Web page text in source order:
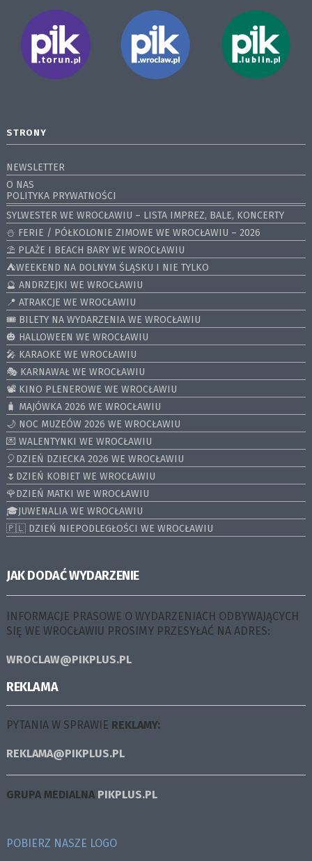
STRONY
NEWSLETTER
O NAS
POLITYKA PRYWATNOŚCI
SYLWESTER WE WROCŁAWIU – LISTA IMPREZ, BALE, KONCERTY
⛄️ FERIE / PÓŁKOLONIE ZIMOWE WE WROCŁAWIU – 2026
⛱️ PLAŻE I BEACH BARY WE WROCŁAWIU
⛺️WEEKEND NA DOLNYM ŚLĄSKU I NIE TYLKO
🔮 ANDRZEJKI WE WROCŁAWIU
📍 ATRAKCJE WE WROCŁAWIU
🎟️ BILETY NA WYDARZENIA WE WROCŁAWIU
🎃 HALLOWEEN WE WROCŁAWIU
🎤 KARAOKE WE WROCŁAWIU
🎭 KARNAWAŁ WE WROCŁAWIU
📽️ KINO PLENEROWE WE WROCŁAWIU
🧳 MAJÓWKA 2026 WE WROCŁAWIU
🌙 NOC MUZEÓW 2026 WE WROCŁAWIU
💌 WALENTYNKI WE WROCŁAWIU
🎈DZIEŃ DZIECKA 2026 WE WROCŁAWIU
🌷DZIEŃ KOBIET WE WROCŁAWIU
🌹DZIEŃ MATKI WE WROCŁAWIU
🎓JUWENALIA WE WROCŁAWIU
🇵🇱 DZIEŃ NIEPODLEGŁOŚCI WE WROCŁAWIU
JAK DODAĆ WYDARZENIE
INFORMACJE PRASOWE O WYDARZENIACH ODBYWAJĄCYCH
SIĘ WE WROCŁAWIU PROSIMY PRZESYŁAĆ NA ADRES:
WROCLAW@PIKPLUS.PL
REKLAMA
PYTANIA W SPRAWIE REKLAMY:
REKLAMA@PIKPLUS.PL
GRUPA MEDIALNA PIKPLUS.PL
POBIERZ NASZE LOGO